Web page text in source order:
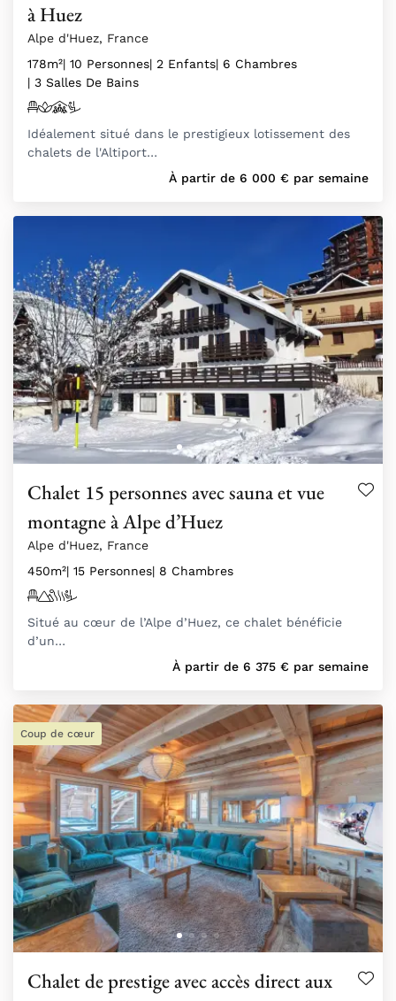
à Huez
Alpe d'Huez, France
178m²| 10 Personnes| 2 Enfants| 6 Chambres
| 3 Salles De Bains
Idéalement situé dans le prestigieux lotissement des
chalets de l'Altiport…
À partir de 6 000 € par semaine
Chalet 15 personnes avec sauna et vue
montagne à Alpe d’Huez
Alpe d'Huez, France
450m²| 15 Personnes| 8 Chambres
Situé au cœur de l’Alpe d’Huez, ce chalet bénéficie
d’un…
À partir de 6 375 € par semaine
Coup de cœur
Chalet de prestige avec accès direct aux